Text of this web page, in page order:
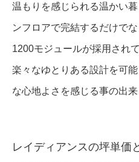
温もりを感じられる温かい
ンフロアで完結するだけで
1200モジュールが採用され
楽々なゆとりある設計を可
な心地よさを感じる事の出来
レイディアンスの坪単価